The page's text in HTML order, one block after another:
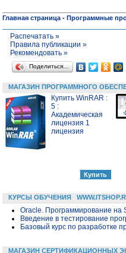
Главная страница - Программные
Распечатать »
Правила публикации »
Рекомендовать »
Поделиться…
МАГАЗИН ПРОГРАММНОГО
Купить WinRAR :
5 :
Академическая
лицензия 1
лицензия
КУРСЫ ОБУЧЕНИЯ
Oracle. Программирование на
Введение в тестирование
Базовый курс по разработке
МАГАЗИН СЕРТИФИКАЦИОННЫХ